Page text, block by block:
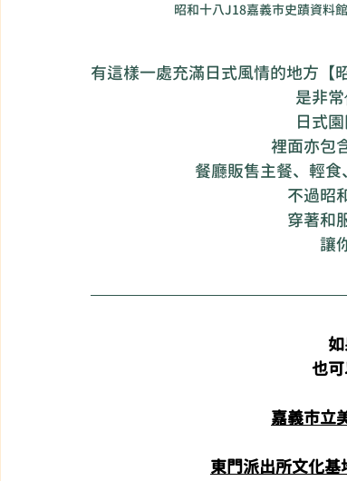
昭和十八J18嘉義市史蹟資料
有這樣一處充滿日式風情的地方【
是非
日式
裡面亦包
餐廳販售主餐、輕食
不過昭
穿著和
讓
也
嘉義市立
東門派出所文化